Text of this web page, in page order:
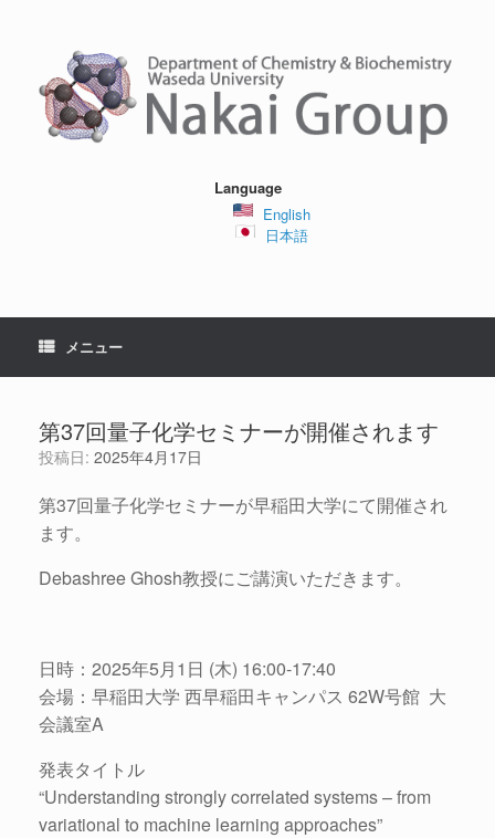
Language
English
日本語
メニュー
第37回量子化学セミナーが開催されます
投稿日: 2025年4月17日
第37回量子化学セミナーが早稲田大学にて開催され
ます。
Debashree Ghosh教授にご講演いただきます。
日時：2025年5月1日 (木) 16:00-17:40
会場：早稲田大学 西早稲田キャンパス 62W号館 大
会議室A
発表タイトル
“Understanding strongly correlated systems – from
variational to machine learning approaches”